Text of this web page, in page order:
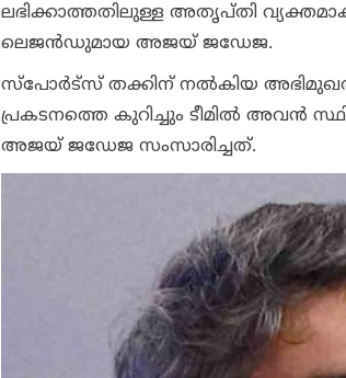
ലഭിക്കാത്തതിലുള്ള അതൃപ്തി
ലെജന്‍ഡുമായ അജയ് ജഡേജ.
സ്‌പോര്‍ട്‌സ് തക്കിന് നല്‍കിയ
പ്രകടനത്തെ കുറിച്ചും ടീമില്‍ അവന്‍
അജയ് ജഡേജ സംസാരിച്ചത്.